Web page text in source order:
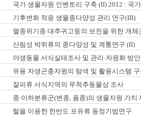
국가 생물자원 인벤토리 구축 (II) 2012 : 국
구축
기후변화 적응 생물종다양성 관리 연구(III)
멸종위기종 대추귀고둥의 보전을 위한 개체
산림성 박쥐류의 종다양성 및 계통연구 (II)
야생동물 서식실태조사 및 관리·자원화 방
유용 자생곤충자원의 탐색 및 활용시스템 구
잘피류 서식지역의 무척추동물상 조사
종 이하분류군(변종, 품종)의 생물자원 가치
털을 이용한 한반도 포유류 동정기법연구